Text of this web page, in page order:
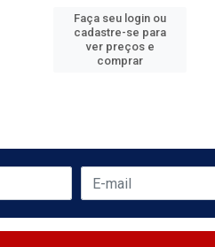
Faça seu login ou
cadastre-se para
ver preços e
comprar